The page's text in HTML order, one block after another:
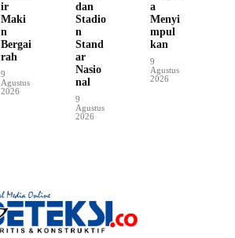
ir
Maki
n
Bergai
rah
9
Agustus
2026
dan
Stadio
n
Stand
ar
Nasio
nal
9
Agustus
2026
a
Menyi
mpul
kan
9
Agustus
2026